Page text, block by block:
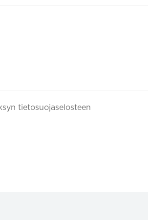
tietosuojaselosteen